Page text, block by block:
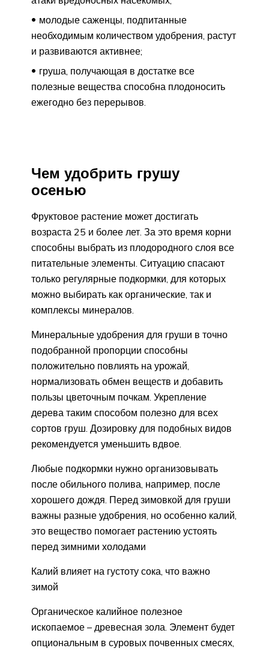
молодые саженцы, подпитанные
необходимым количеством удобрения, растут
и развиваются активнее;
груша, получающая в достатке все
полезные вещества способна плодоносить
ежегодно без перерывов.
Чем удобрить грушу
осенью
Фруктовое растение может достигать
возраста 25 и более лет. За это время корни
способны выбрать из плодородного слоя все
питательные элементы. Ситуацию спасают
только регулярные подкормки, для которых
можно выбирать как органические, так и
комплексы минералов.
Минеральные удобрения для груши в точно
подобранной пропорции способны
положительно повлиять на урожай,
нормализовать обмен веществ и добавить
пользы цветочным почкам. Укрепление
дерева таким способом полезно для всех
сортов груш. Дозировку для подобных видов
рекомендуется уменьшить вдвое.
Любые подкормки нужно организовывать
после обильного полива, например, после
хорошего дождя. Перед зимовкой для груши
важны разные удобрения, но особенно калий,
это вещество помогает растению устоять
перед зимними холодами
Калий влияет на густоту сока, что важно
зимой
Органическое калийное полезное
ископаемое – древесная зола. Элемент будет
опциональным в суровых почвенных смесях,